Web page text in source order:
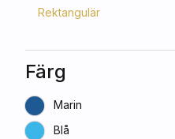
Rektangulär
Färg
Marin
Blå